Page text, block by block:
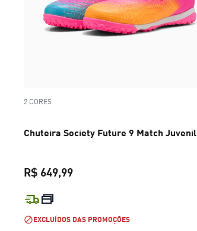
2 CORES
Chuteira Society Future 9 Match Juvenil
R$ 649,99
EXCLUÍDOS DAS PROMOÇÕES